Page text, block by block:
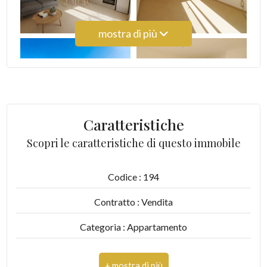
mostra di più
Caratteristiche
Scopri le caratteristiche di questo immobile
Codice : 194
Contratto : Vendita
Categoria : Appartamento
Indirizzo : VIA SAN MARTINO, 96
Balcone/Terrazzo
Lusso